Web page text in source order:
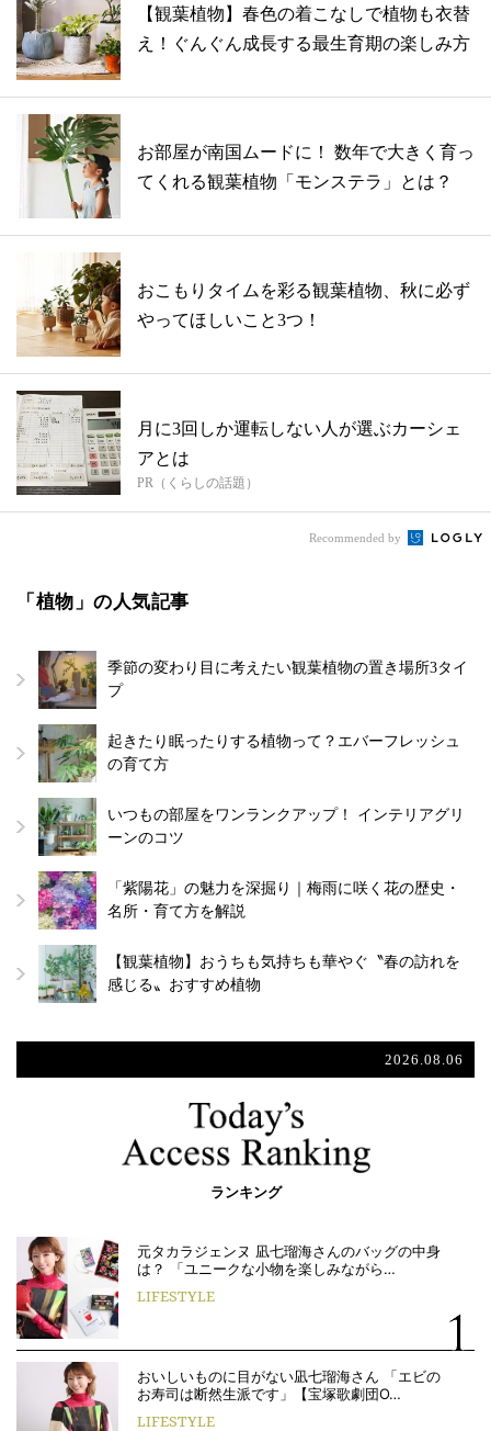
【観葉植物】春色の着こなしで植物も衣替
え！ぐんぐん成長する最生育期の楽しみ方
お部屋が南国ムードに！ 数年で大きく育っ
てくれる観葉植物「モンステラ」とは？
おこもりタイムを彩る観葉植物、秋に必ず
やってほしいこと3つ！
月に3回しか運転しない人が選ぶカーシェ
アとは
PR（くらしの話題）
Recommended by
「植物」の人気記事
季節の変わり目に考えたい観葉植物の置き場所3タイ
プ
起きたり眠ったりする植物って？エバーフレッシュ
の育て方
いつもの部屋をワンランクアップ！ インテリアグリ
ーンのコツ
「紫陽花」の魅力を深掘り｜梅雨に咲く花の歴史・
名所・育て方を解説
【観葉植物】おうちも気持ちも華やぐ〝春の訪れを
感じる〟おすすめ植物
2026.08.06
ランキング
元タカラジェンヌ 凪七瑠海さんのバッグの中身
は？ 「ユニークな小物を楽しみながら…
LIFESTYLE
おいしいものに目がない凪七瑠海さん 「エビの
お寿司は断然生派です」【宝塚歌劇団O…
LIFESTYLE